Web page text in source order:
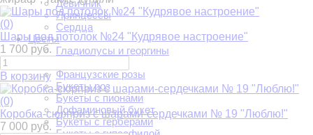
Девичник
Принцессы
Сердца
Цветы
Гладиолусы и георгины
Французские розы
Букеты роз
Букеты с пионами
Дофаминовый букет
Букеты с герберами
(0)
Шары под потолок №24 "Кудрявое настроение"
1 700 руб.
В корзину
(0)
Коробка-сюрприз с шарами-сердечками № 19 "Люблю!"
7 000 руб.